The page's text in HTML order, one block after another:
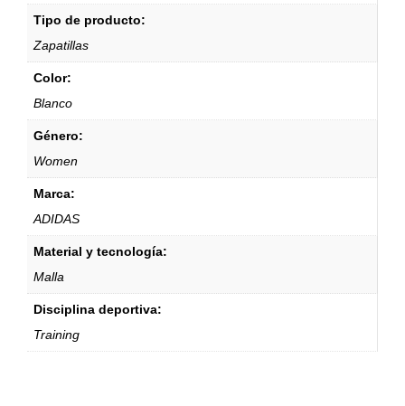
Tipo de producto:
Zapatillas
Color:
Blanco
Género:
Women
Marca:
ADIDAS
Material y tecnología:
Malla
Disciplina deportiva:
Training